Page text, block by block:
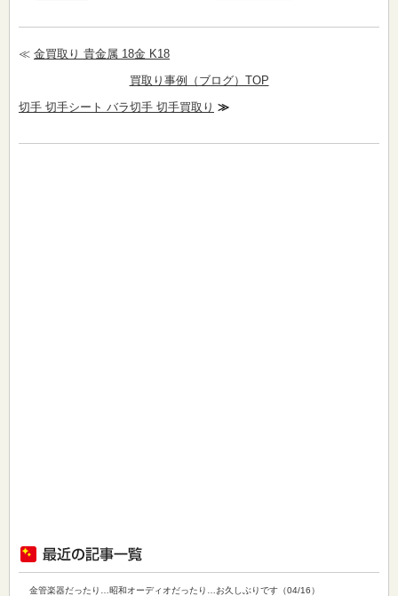
≪ 金買取り 貴金属 18金 K18
買取り事例（ブログ）TOP
切手 切手シート バラ切手 切手買取り ≫
金管楽器だったり…昭和オーディオだったり…お久しぶりです（04/16）